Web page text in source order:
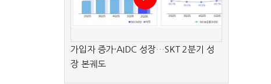
가입자 증가·AIDC 성장…SKT 2분기 성
장 본궤도